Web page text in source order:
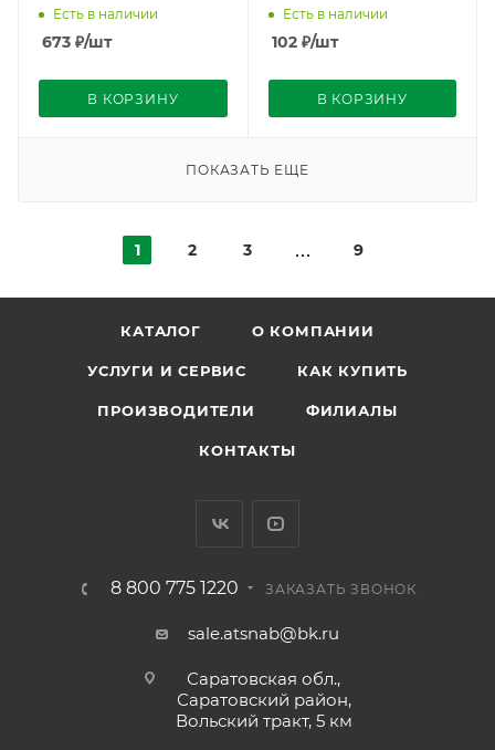
Есть в наличии
673 ₽/шт
В КОРЗИНУ
пл.5А-1 7,5А-1 10А-1 15А-1
20А-1 30А-1
Есть в наличии
102₽/шт
В КОРЗИНУ
ПОКАЗАТЬ ЕЩЕ
1 2 3 9
КАТАЛОГ О КОМПАНИИ
УСЛУГИ И СЕРВИС КАК КУПИТЬ
ПРОИЗВОДИТЕЛИ ФИЛИАЛЫ
КОНТАКТЫ
8 800 775 1220 ЗАКАЗАТЬ ЗВОНОК
sale.atsnab@bk.ru
Саратовская обл.,
Саратовский район,
Вольский тракт, 5 км